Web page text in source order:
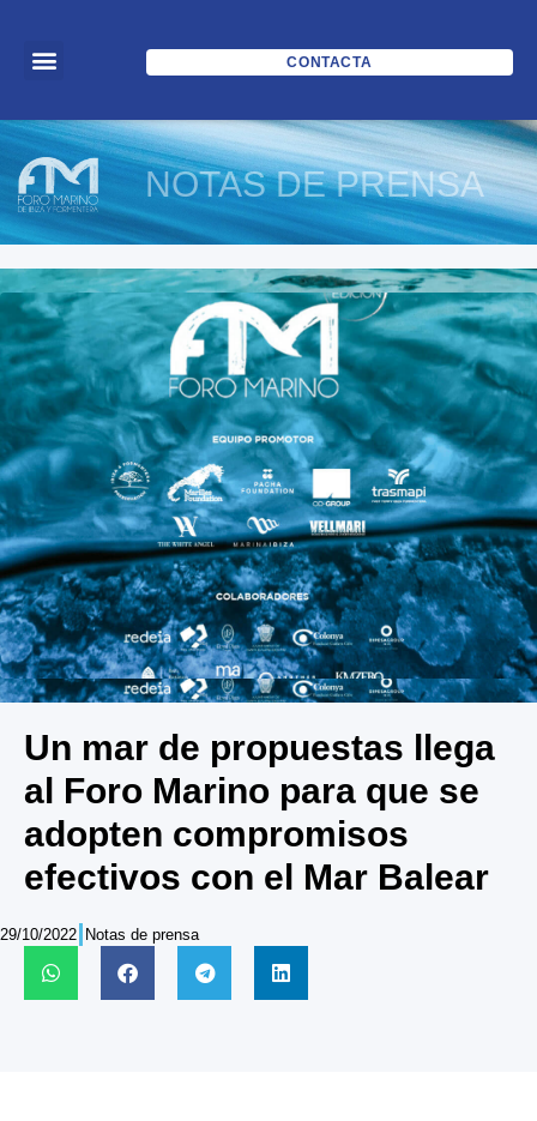
CONTACTA
NOTAS DE PRENSA
Un mar de propuestas llega
al Foro Marino para que se
adopten compromisos
efectivos con el Mar Balear
29/10/2022 Notas de prensa